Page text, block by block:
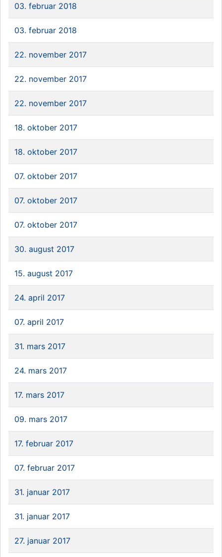
03. februar 2018
03. februar 2018
22. november 2017
22. november 2017
22. november 2017
18. oktober 2017
18. oktober 2017
07. oktober 2017
07. oktober 2017
07. oktober 2017
30. august 2017
15. august 2017
24. april 2017
07. april 2017
31. mars 2017
24. mars 2017
17. mars 2017
09. mars 2017
17. februar 2017
07. februar 2017
31. januar 2017
31. januar 2017
27. januar 2017